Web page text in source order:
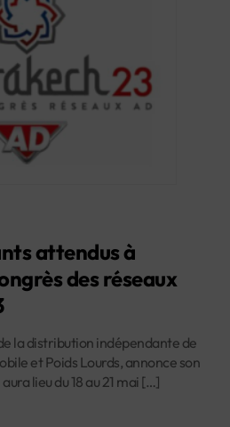
attendus à
des réseaux
la distribution indépendante de
et Poids Lourds, annonce son
lieu du 18 au 21 mai […]